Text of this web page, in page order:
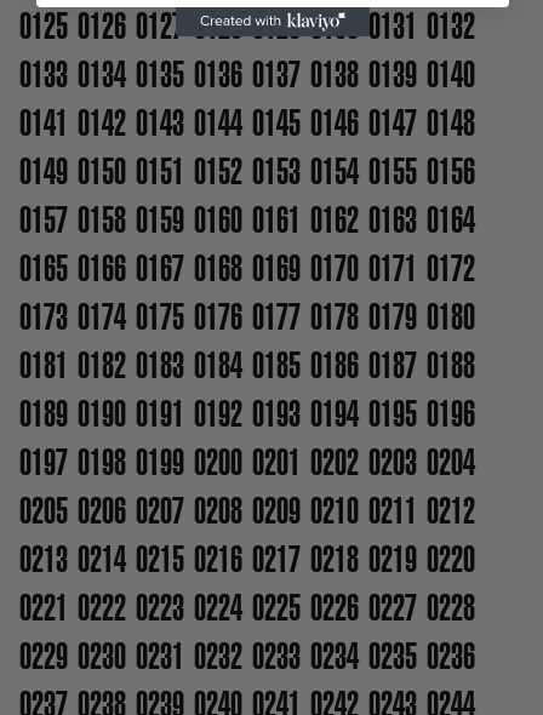
0125 0126 0127 0128 0129 0130 0131 0132
0133 0134 0135 0136 0137 0138 0139 0140
0141 0142 0143 0144 0145 0146 0147 0148
0149 0150 0151 0152 0153 0154 0155 0156
0157 0158 0159 0160 0161 0162 0163 0164
0165 0166 0167 0168 0169 0170 0171 0172
0173 0174 0175 0176 0177 0178 0179 0180
0181 0182 0183 0184 0185 0186 0187 0188
0189 0190 0191 0192 0193 0194 0195 0196
0197 0198 0199 0200 0201 0202 0203 0204
0205 0206 0207 0208 0209 0210 0211 0212
0213 0214 0215 0216 0217 0218 0219 0220
0221 0222 0223 0224 0225 0226 0227 0228
0229 0230 0231 0232 0233 0234 0235 0236
0237 0238 0239 0240 0241 0242 0243 0244